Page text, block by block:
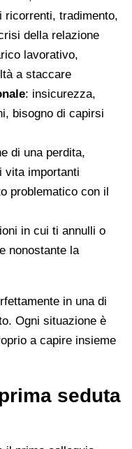
ricorrenti, tradimento,
della relazione
lavorativo,
a staccare
: insicurezza,
bisogno di capirsi
di una perdita,
vita importanti
problematico con il
in cui ti annulli o
nonostante la
in una di
Ogni situazione è
a capire insieme
seduta